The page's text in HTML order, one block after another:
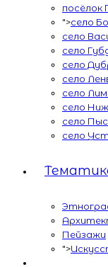
посёлок
">село
село
село
село
село
село
село
село
село
Пейзажи
">